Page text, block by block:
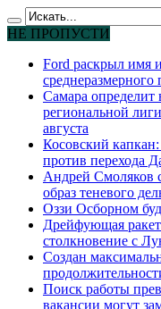
НЕ ПРОПУСТИ
Ford раскрыл имя
среднеразмерного
Самара
региональной
августа
Косовский
против перехода
Андрей Смоляков
образ теневого
Оззи Осборном
Дрейфующая
столкновение с
Создан
Поиск работы
вакансии могут